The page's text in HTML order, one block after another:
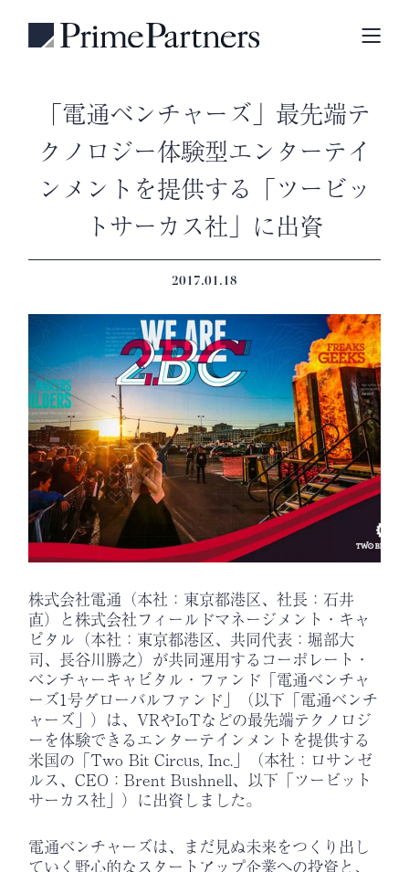
「電通ベンチャーズ」最先端テ
クノロジー体験型エンターテイ
ンメントを提供する「ツービッ
トサーカス社」に出資
2017.01.18
株式会社電通（本社：東京都港区、社長：石井
直）と株式会社フィールドマネージメント・キャ
ピタル（本社：東京都港区、共同代表：堀部大
司、長谷川勝之）が共同運用するコーポレート・
ベンチャーキャピタル・ファンド「電通ベンチャ
ーズ1号グローバルファンド」（以下「電通ベンチ
ャーズ」）は、VRやIoTなどの最先端テクノロジ
ーを体験できるエンターテインメントを提供する
米国の「Two Bit Circus, Inc.」（本社：ロサンゼ
ルス、CEO：Brent Bushnell、以下「ツービット
サーカス社」）に出資しました。
電通ベンチャーズは、まだ見ぬ未来をつくり出し
ていく野心的なスタートアップ企業への投資と、